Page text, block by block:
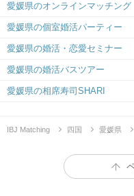
愛媛県のオンラインマッチング
愛媛県の個室婚活パーティー
愛媛県の婚活・恋愛セミナー
愛媛県の婚活バスツアー
愛媛県の相席寿司SHARI
IBJ Matching 四国 愛媛県